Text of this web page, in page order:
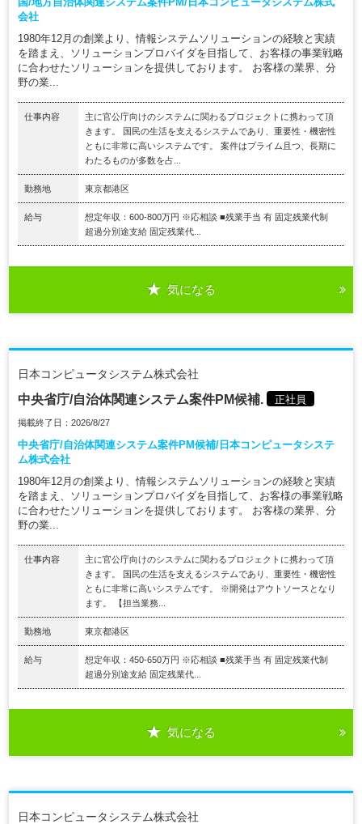
会社
1980年12月の創業より、情報システムソリューションの経験と実績
を踏まえ、ソリューションプロバイダを目指して、お客様の事業戦略
に合わせたソリューションを提供しております。 お客様の業界、分
野の業...
仕事内容
主に官公庁向けのシステムに関わるプロジェクトに携わって頂
きます。 国民の生活を支えるシステムであり、重要性・機密性
ともに非常に高いシステムです。 案件はプライム且つ、長期に
わたるものが多数を占...
勤務地 東京都港区
給与
想定年収：600-800万円 ※応相談 ■残業手当 有 固定残業代制
超過分別途支給 固定残業代...
気になる
日本コンピュータシステム株式会社
中央省庁/自治体関連システム案件PM候補. 正社員
掲載終了日：2026/8/27
中央省庁/自治体関連システム案件PM候補/日本コンピュータシステ
ム株式会社
1980年12月の創業より、情報システムソリューションの経験と実績
を踏まえ、ソリューションプロバイダを目指して、お客様の事業戦略
に合わせたソリューションを提供しております。 お客様の業界、分
野の業...
仕事内容
主に官公庁向けのシステムに関わるプロジェクトに携わって頂
きます。 国民の生活を支えるシステムであり、重要性・機密性
ともに非常に高いシステムです。 ※開発はアウトソースとなり
ます。 【担当業務...
勤務地 東京都港区
給与
想定年収：450-650万円 ※応相談 ■残業手当 有 固定残業代制
超過分別途支給 固定残業代...
気になる
日本コンピュータシステム株式会社